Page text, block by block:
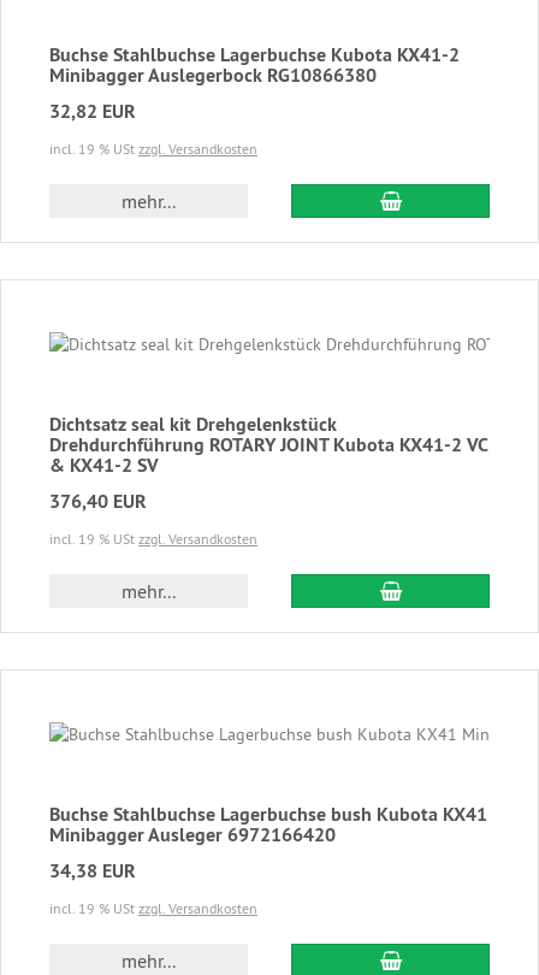
Buchse Stahlbuchse Lagerbuchse Kubota KX41-2
Minibagger Auslegerbock RG10866380
32,82 EUR
incl. 19 % USt zzgl. Versandkosten
mehr... In den
Dichtsatz seal kit Drehgelenkstück
Drehdurchführung ROTARY JOINT Kubota KX41-2 VC
& KX41-2 SV
376,40 EUR
incl. 19 % USt zzgl. Versandkosten
mehr... In den
Buchse Stahlbuchse Lagerbuchse bush Kubota KX41
Minibagger Ausleger 6972166420
34,38 EUR
incl. 19 % USt zzgl. Versandkosten
mehr... In den